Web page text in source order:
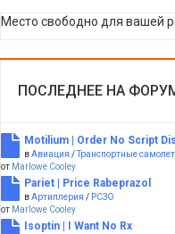
Место свободно для вашей
ПОСЛЕДНЕЕ НА
Motilium | Order No Script
вАвиация /Транспортные
от Marlowe Cooley
Pariet | Price Rabeprazol
вАртиллерия / РСЗО
от Marlowe Cooley
Isoptin | I Want No Rx